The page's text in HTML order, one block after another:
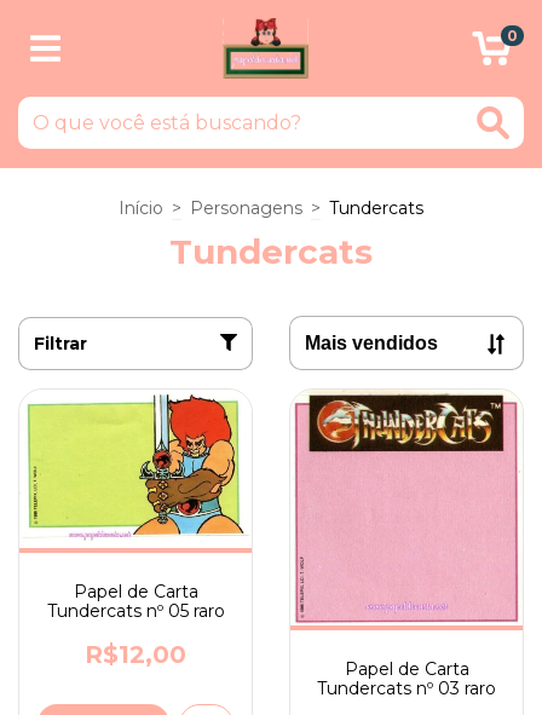
0
Início > Personagens > Tundercats
Tundercats
Filtrar
Papel de Carta
Tundercats nº 05 raro
R$12,00
Papel de Carta
Tundercats nº 03 raro